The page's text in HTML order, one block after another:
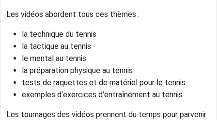
Les vidéos abordent tous ces thèmes :
la technique du tennis
la tactique au tennis
le mental au tennis
la préparation physique au tennis
tests de raquettes et de matériel pour le tennis
exemples d'exercices d'entraînement au tennis
Les tournages des vidéos prennent du temps pour parvenir